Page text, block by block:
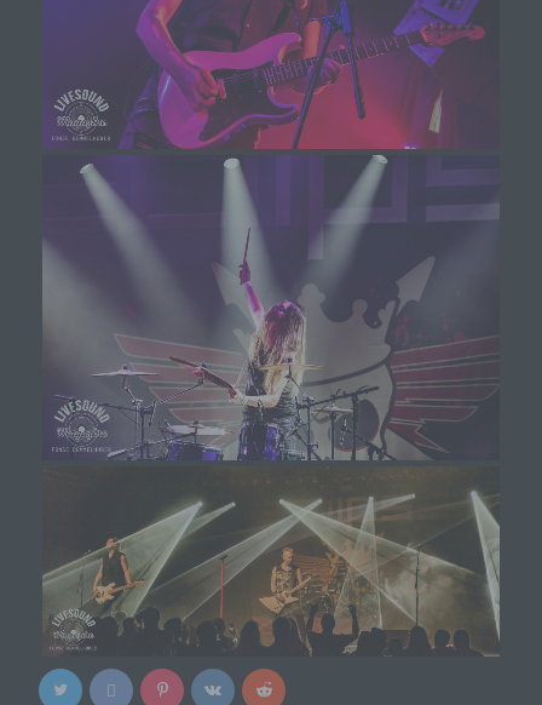
h) Auftragsverarbeiter
Auftragsverarbeiter ist eine natürliche oder
juristische Person, Behörde, Einrichtung oder
andere Stelle, die personenbezogene Daten im
Auftrag des Verantwortlichen verarbeitet.
i) Empfänger
Empfänger ist eine natürliche oder juristische
Person, Behörde, Einrichtung oder andere Stelle,
der personenbezogene Daten offengelegt
werden, unabhängig davon, ob es sich bei ihr um
einen Dritten handelt oder nicht. Behörden, die im
Rahmen eines bestimmten
Untersuchungsauftrags nach dem Unionsrecht
oder dem Recht der Mitgliedstaaten
möglicherweise personenbezogene Daten
erhalten, gelten jedoch nicht als Empfänger.
j) Dritter
Dritter ist eine natürliche oder juristische Person,
Behörde, Einrichtung oder andere Stelle außer
der betroffenen Person, dem Verantwortlichen,
dem Auftragsverarbeiter und den Personen, die
unter der unmittelbaren Verantwortung des
Verantwortlichen oder des Auftragsverarbeiters